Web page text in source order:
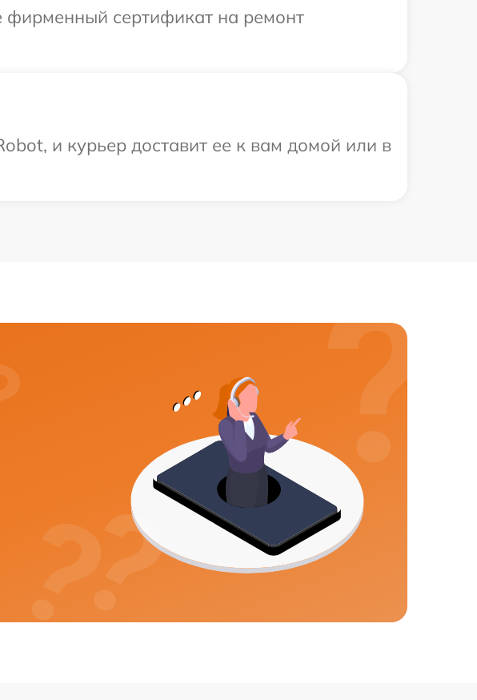
фирменный сертификат на ремонт
и курьер доставит ее к вам домой или в